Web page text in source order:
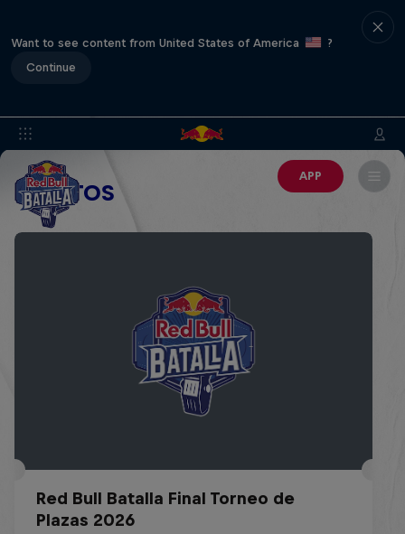
Want to see content from United States of America
?
Continue
APP
EVENTOS
Red Bull Batalla Final Torneo de
Plazas 2026